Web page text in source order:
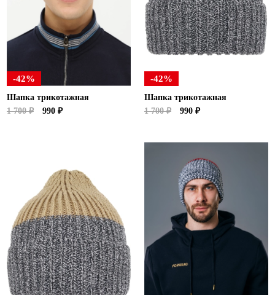
-42%
Шапка трикотажная
1 700 ₽
990 ₽
-42%
Шапка трикотажная
1 700 ₽
990 ₽